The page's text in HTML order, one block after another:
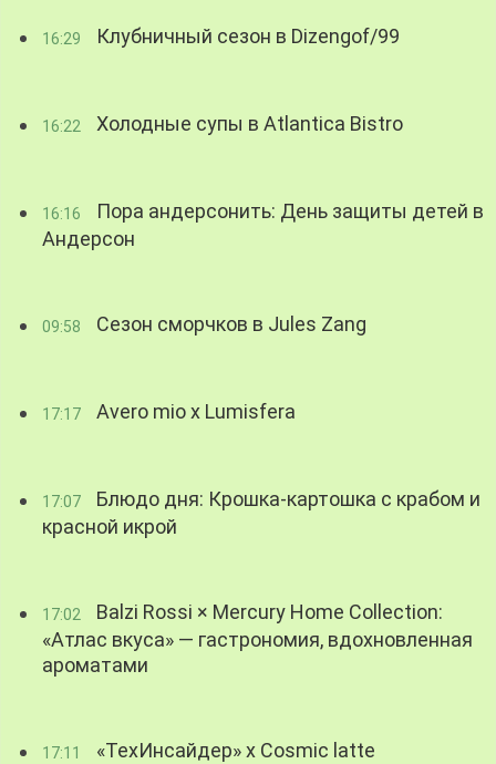
16:29 Клубничный сезон в Dizengof/99
16:22 Холодные супы в Atlantica Bistro
16:16
Пора андерсонить: День защиты детей в
Андерсон
09:58 Сезон сморчков в Jules Zang
17:17 Avero mio x Lumisfera
17:07
Блюдо дня: Крошка-картошка с крабом и
красной икрой
17:02
Balzi Rossi × Mercury Home Collection:
«Атлас вкуса» — гастрономия, вдохновленная
ароматами
17:11 «ТехИнсайдер» х Cosmic latte